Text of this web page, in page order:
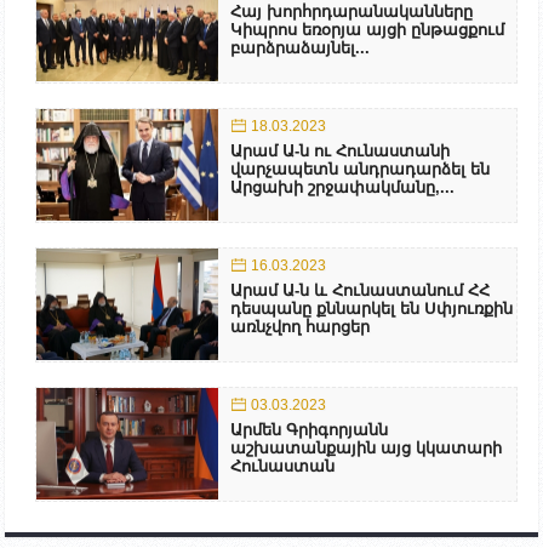
Հայ խորհրդարանականները
Կիպրոս եռօրյա այցի ընթացքում
բարձրաձայնել...
18.03.2023
Արամ Ա-ն ու Հունաստանի
վարչապետն անդրադարձել են
Արցախի շրջափակմանը,...
16.03.2023
Արամ Ա-ն և Հունաստանում ՀՀ
դեսպանը քննարկել են Սփյուռքին
առնչվող հարցեր
03.03.2023
Արմեն Գրիգորյանն
աշխատանքային այց կկատարի
Հունաստան